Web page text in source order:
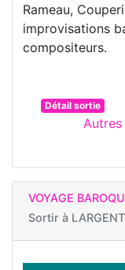
Rameau,
improvisations
compositeurs.
Détail sortie
VOYAGE
Sortir à